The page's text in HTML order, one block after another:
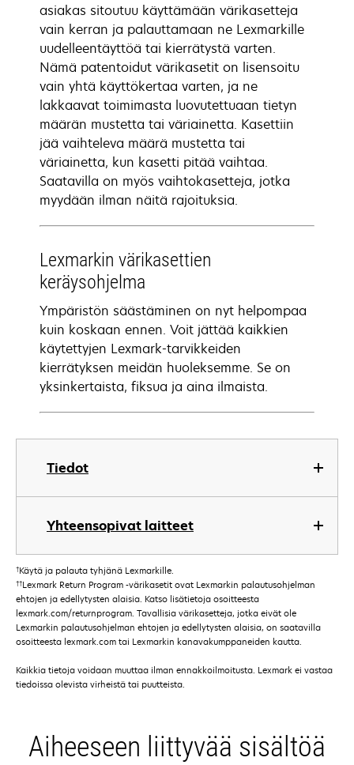
Tiedot
Yhteensopivat laitteet
asiakas sitoutuu käyttämään värikasetteja
vain kerran ja palauttamaan ne Lexmarkille
uudelleentäyttöä tai kierrätystä varten.
Nämä patentoidut värikasetit on lisensoitu
vain yhtä käyttökertaa varten, ja ne
lakkaavat toimimasta luovutettuaan tietyn
määrän mustetta tai väriainetta. Kasettiin
jää vaihteleva määrä mustetta tai
väriainetta, kun kasetti pitää vaihtaa.
Saatavilla on myös vaihtokasetteja, jotka
myydään ilman näitä rajoituksia.
Lexmarkin värikasettien
keräysohjelma
Ympäristön säästäminen on nyt helpompaa
kuin koskaan ennen. Voit jättää kaikkien
käytettyjen Lexmark-tarvikkeiden
kierrätyksen meidän huoleksemme. Se on
yksinkertaista, fiksua ja aina ilmaista.
†Käytä ja palauta tyhjänä Lexmarkille.
††Lexmark Return Program -värikasetit ovat Lexmarkin palautusohjelman
ehtojen ja edellytysten alaisia. Katso lisätietoja osoitteesta
lexmark.com/returnprogram. Tavallisia värikasetteja, jotka eivät ole
Lexmarkin palautusohjelman ehtojen ja edellytysten alaisia, on saatavilla
osoitteesta lexmark.com tai Lexmarkin kanavakumppaneiden kautta.
Kaikkia tietoja voidaan muuttaa ilman ennakkoilmoitusta. Lexmark ei vastaa
tiedoissa olevista virheistä tai puutteista.
Aiheeseen liittyvää sisältöä